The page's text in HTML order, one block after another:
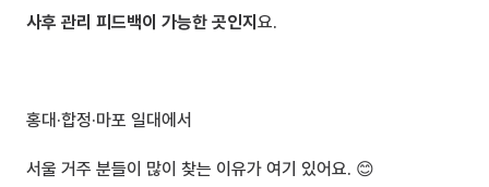
사후 관리 피드백이 가능한 곳인지 요.
홍대·합정·마포 일대에서
서울 거주 분들이 많이 찾는 이유가 여기 있어요. 😊